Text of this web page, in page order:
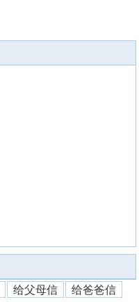
给父母信 给爸爸信